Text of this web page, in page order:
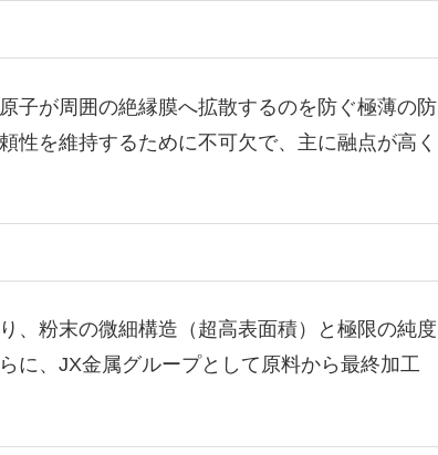
子が周囲の絶縁膜へ拡散するのを防ぐ極薄の防
性を維持するために不可欠で、主に融点が高く
、粉末の微細構造（超高表面積）と極限の純度
に、JX金属グループとして原料から最終加工